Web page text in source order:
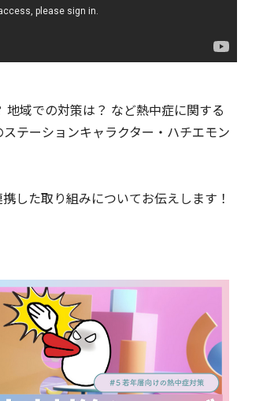
域での対策は？ など熱中症に関する
テーションキャラクター・ハチエモン
した取り組みについてお伝えします！